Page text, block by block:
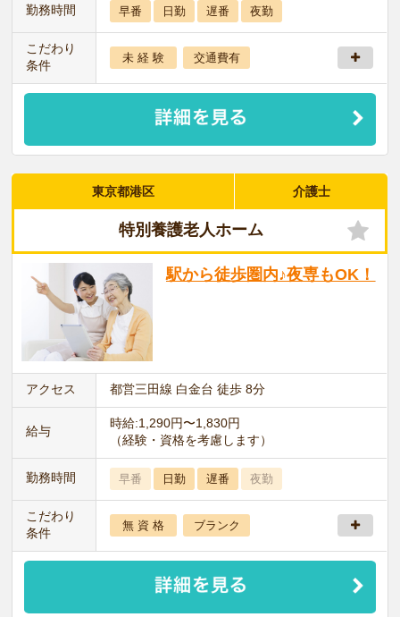
勤務時間 早番 日勤 遅番 夜勤
こだわり
条件
未 経 験 交通費有
東京都港区 介護士
特別養護老人ホーム
駅から徒歩圏内♪夜専もOK！
アクセス 都営三田線 白金台 徒歩 8分
給与
時給:1,290円〜1,830円
（経験・資格を考慮します）
勤務時間 早番 日勤 遅番 夜勤
こだわり
条件
無 資 格 ブランク